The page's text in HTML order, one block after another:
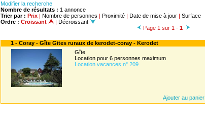
Modifier la recherche
Nombre de résultats : 1 annonce
Trier par : Prix | Nombre de personnes | Proximité | Date de mise à jour | Surface
Ordre : Croissant | Décroissant
Page 1 sur 1 - 1
1 - Coray - Gîte Gites ruraux de kerodet-coray - Kerodet
Gîte
Location pour 6 personnes maximum
Location vacances n° 209
Ajouter au panier